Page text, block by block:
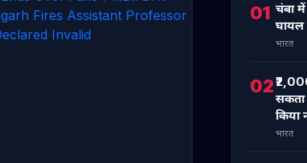
01 चंबा
घायल
भारत
02
सकता
किया
भारत